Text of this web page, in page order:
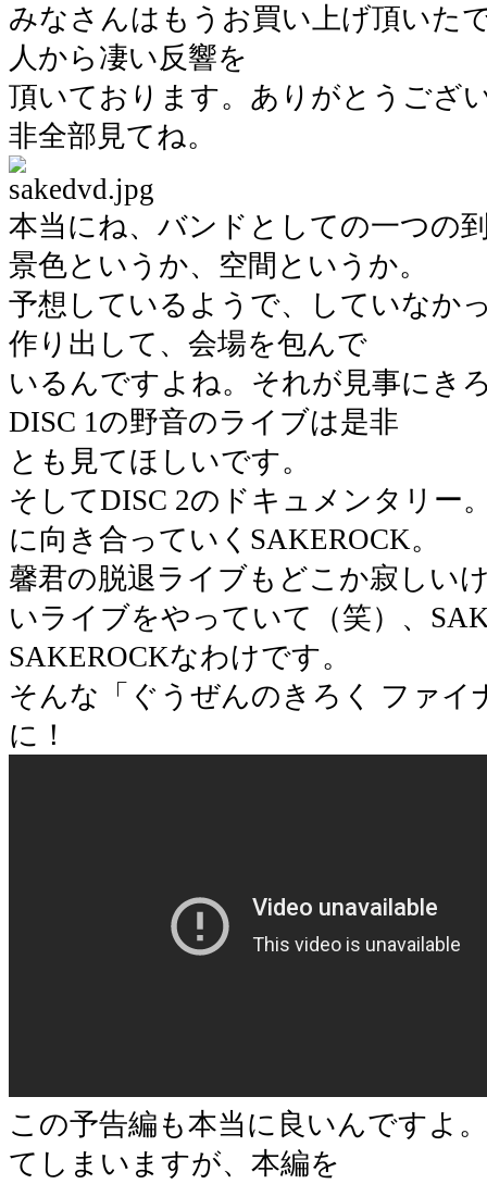
みなさんはもうお買い上げ頂いた
人から凄い反響を
頂いております。ありがとうござ
非全部見てね。
本当にね、バンドとしての一つの
景色というか、空間というか。
予想しているようで、していなか
作り出して、会場を包んで
いるんですよね。それが見事にき
DISC 1の野音のライブは是非
とも見てほしいです。
そしてDISC 2のドキュメンタリー
に向き合っていくSAKEROCK。
馨君の脱退ライブもどこか寂しい
いライブをやっていて（笑）、
SAKEROCKなわけです。
そんな「ぐうぜんのきろく ファイ
に！
この予告編も本当に良いんですよ
てしまいますが、本編を